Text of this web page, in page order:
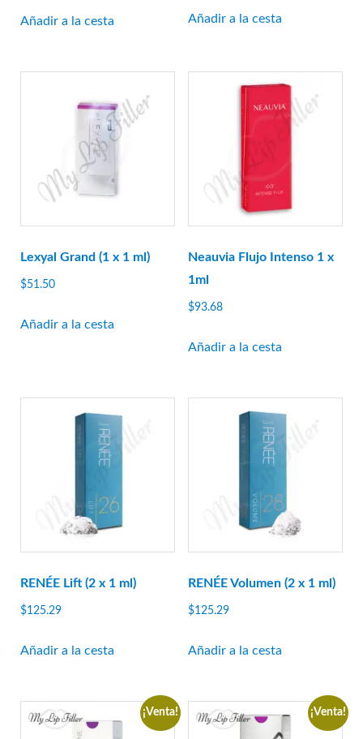
original actual
Añadir a la cesta Añadir a la cesta
Lexyal Grand (1 x 1 ml)
$51.50
Añadir a la cesta
Neauvia Flujo Intenso 1 x
1ml
$93.68
Añadir a la cesta
RENÉE Lift (2 x 1 ml)
$125.29
Añadir a la cesta
RENÉE Volumen (2 x 1 ml)
$125.29
Añadir a la cesta
¡Venta! ¡Venta!
Gana
Relleno resplandeciente
Ciencia Acnex
Ciencia acuática
Ciencia básica
Ciencia Derma
Hyafilia
Hyaron
JBP
Neobella
Neufidence
Neuramis
siguiente
Optivisc
Plasma fresco
princesa
Profhilo